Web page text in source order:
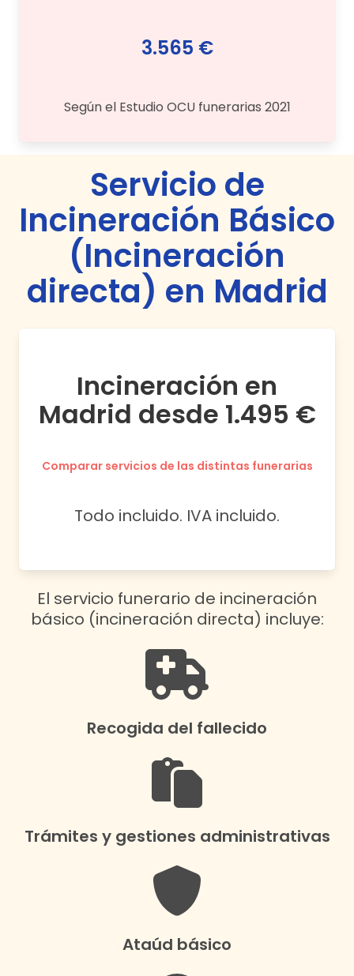
3.565 €
Según el Estudio OCU funerarias 2021
Servicio de
Incineración Básico
(Incineración
directa) en Madrid
Incineración en
Madrid desde 1.495 €
Comparar servicios de las distintas funerarias
Todo incluido. IVA incluido.
El servicio funerario de incineración
básico (incineración directa) incluye:
Recogida del fallecido
Trámites y gestiones administrativas
Ataúd básico